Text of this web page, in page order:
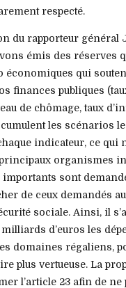
respecté.
du rapporteur général
émis des réserves
économiques qui
finances publiques
de chômage, taux
les scénarios
indicateur, ce qui
organismes
sont
de ceux demandés
sociale. Ainsi, il
d’euros les
domaines régaliens,
plus vertueuse. La
l’article 23 afin de ne